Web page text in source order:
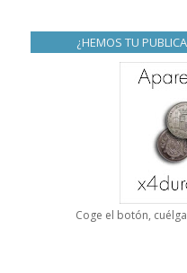
¿HEMOS TU
Coge el botón,